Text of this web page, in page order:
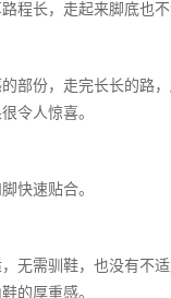
程长，走起来脚底也不
部份，走完长长的路
令人惊喜。
快速贴合。
无需驯鞋，也没有不
的厚重感。